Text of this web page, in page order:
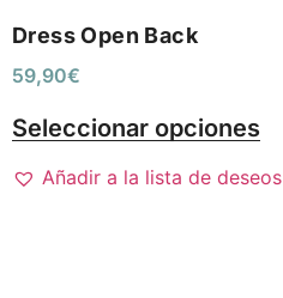
Dress Open Back
59,90€
Seleccionar opciones
Añadir a la lista de deseos